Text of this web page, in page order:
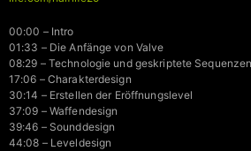
00:00 – Intro
01:33 – Die Anfänge von Valve
08:29 – Technologie und geskriptete Sequenzen
17:06 – Charakterdesign
30:14 – Erstellen der Eröffnungslevel
37:09 – Waffendesign
39:46 – Sounddesign
44:08 – Leveldesign